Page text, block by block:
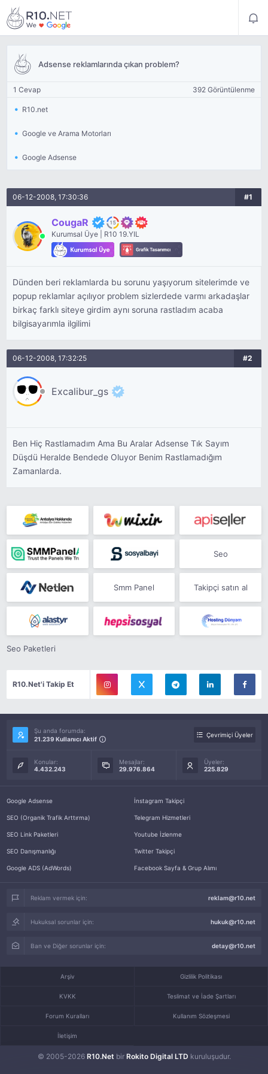
Adsense reklamlarında çıkan problem?
1 Cevap 392 Görüntülenme
R10.net
Google ve Arama Motorları
Google Adsense
06-12-2008, 17:30:36 #1
CougaR
Kurumsal Üye | R10 19.YIL
Dünden beri reklamlarda bu sorunu yaşıyorum sitelerimde ve
popup reklamlar açılıyor problem sizlerdede varmı arkadaşlar
birkaç farklı siteye girdim aynı soruna rastladım acaba
bilgisayarımla ilgilimi
06-12-2008, 17:32:25 #2
Excalibur_gs
Ben Hiç Rastlamadım Ama Bu Aralar Adsense Tık Sayım
Düşdü Heralde Bendede Oluyor Benim Rastlamadığım
Zamanlarda.
Seo
Smm Panel Takipçi satın al
Seo Paketleri
R10.Net'i Takip Et
Şu anda forumda:
21.239 Kullanıcı Aktif
Çevrimiçi Üyeler
Konular:
4.432.243
Mesajlar:
29.976.864
Üyeler:
225.829
Google Adsense
SEO (Organik Trafik Arttırma)
SEO Link Paketleri
SEO Danışmanlığı
Google ADS (AdWords)
İnstagram Takipçi
Telegram Hizmetleri
Youtube İzlenme
Twitter Takipçi
Facebook Sayfa & Grup Alımı
Reklam vermek için: reklam@r10.net
Hukuksal sorunlar için: hukuk@r10.net
Ban ve Diğer sorunlar için: detay@r10.net
© 2005-2026 R10.Net bir Rokito Digital LTD kuruluşudur.
Arşiv Gizlilik Politikası
KVKK Teslimat ve İade Şartları
Forum Kuralları Kullanım Sözleşmesi
İletişim